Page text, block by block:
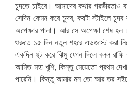
চুদতে চাইবে। আমাদের কথার গরভীরতাও
সেদিন কেমন করে চুদব, কয়টা স্টাইলে
অপেক্ষার পালা। আর সে অপেক্ষা শেষ হল
শুরুতে ১৫ দিন নতুন শহরে এডজাস্ট করা
একদিন হুট করে ঝিমু ফোন দিলে বলল রাফি
আমিত মহা খুশি, কিন্তু মেয়েতো প্রথম
পারেনি। কিন্তু আমার মন তো আর তর